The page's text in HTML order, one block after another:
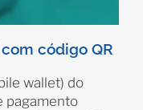
código QR
wallet) do
pagamento